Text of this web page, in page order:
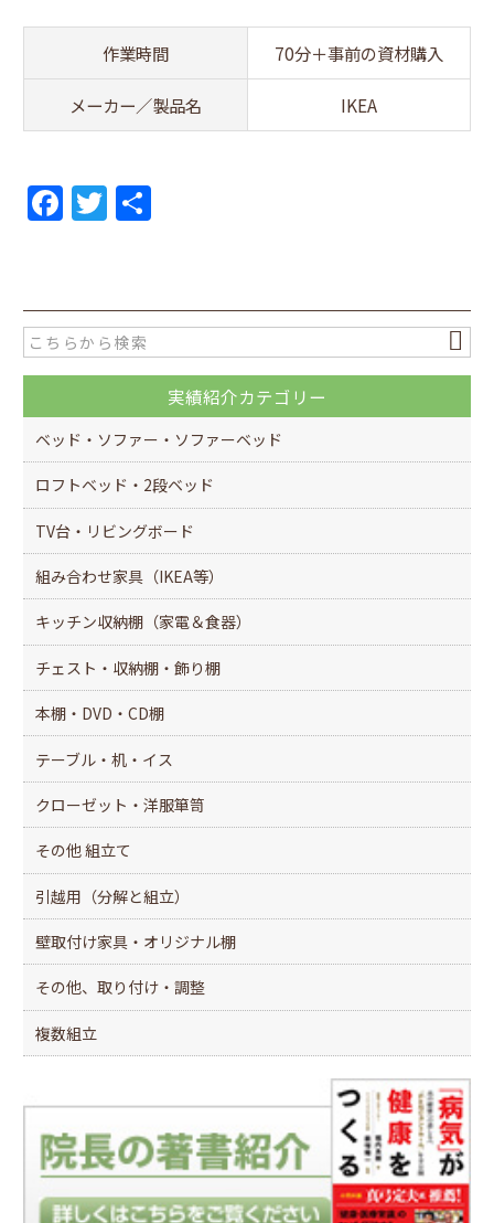
作業時間 70分＋事前の資材購入
メーカー／製品名 IKEA
F
a
e
b
o
o
k
T
w
er
実績紹介カテゴリー
ベッド・ソファー・ソファーベッド
ロフトベッド・2段ベッド
TV台・リビングボード
組み合わせ家具（IKEA等）
キッチン収納棚（家電＆食器）
チェスト・収納棚・飾り棚
本棚・DVD・CD棚
テーブル・机・イス
クローゼット・洋服箪笥
その他 組立て
引越用（分解と組立）
壁取付け家具・オリジナル棚
その他、取り付け・調整
複数組立